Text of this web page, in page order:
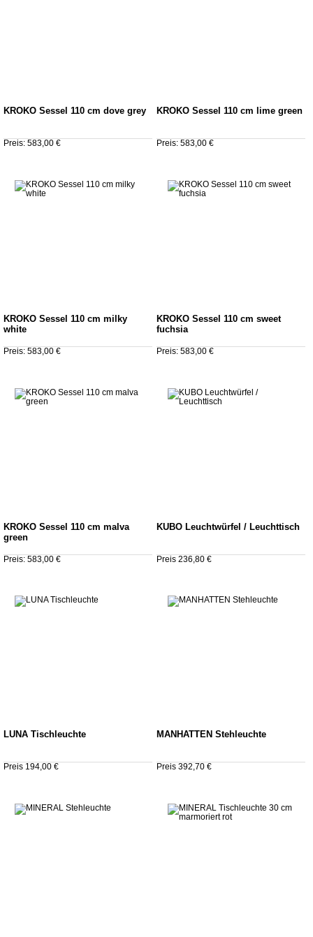
KROKO Sessel 110 cm dove grey
Preis: 583,00 €
KROKO Sessel 110 cm lime green
Preis: 583,00 €
KROKO Sessel 110 cm milky
white
Preis: 583,00 €
KROKO Sessel 110 cm sweet
fuchsia
Preis: 583,00 €
KROKO Sessel 110 cm malva
green
Preis: 583,00 €
KUBO Leuchtwürfel / Leuchttisch
Preis 236,80 €
LUNA Tischleuchte
Preis 194,00 €
MANHATTEN Stehleuchte
Preis 392,70 €